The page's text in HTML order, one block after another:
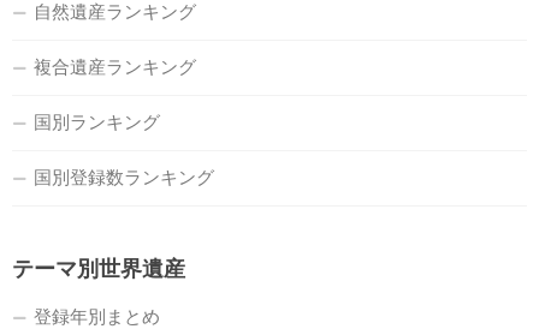
自然遺産ランキング
複合遺産ランキング
国別ランキング
国別登録数ランキング
テーマ別世界遺産
登録年別まとめ